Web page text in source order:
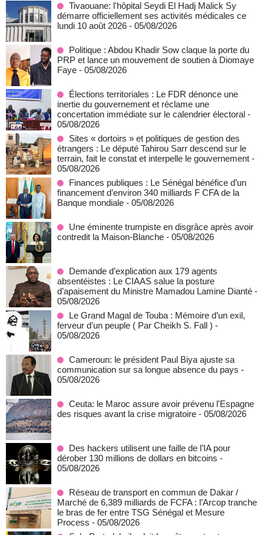
Tivaouane: l'hôpital Seydi El Hadj Malick Sy
démarre officiellement ses activités médicales ce
lundi 10 août 2026 - 05/08/2026
Politique : Abdou Khadir Sow claque la porte du
PRP et lance un mouvement de soutien à Diomaye
Faye - 05/08/2026
Élections territoriales : Le FDR dénonce une
inertie du gouvernement et réclame une
concertation immédiate sur le calendrier électoral -
05/08/2026
Sites « dortoirs » et politiques de gestion des
étrangers : Le député Tahirou Sarr descend sur le
terrain, fait le constat et interpelle le gouvernement -
05/08/2026
Finances publiques : Le Sénégal bénéfice d’un
financement d’environ 340 milliards F CFA de la
Banque mondiale - 05/08/2026
Une éminente trumpiste en disgrâce après avoir
contredit la Maison-Blanche - 05/08/2026
Demande d’explication aux 179 agents
absentéistes : Le CIAAS salue la posture
d’apaisement du Ministre Mamadou Lamine Dianté -
05/08/2026
Le Grand Magal de Touba : Mémoire d’un exil,
ferveur d’un peuple ( Par Cheikh S. Fall ) -
05/08/2026
Cameroun: le président Paul Biya ajuste sa
communication sur sa longue absence du pays -
05/08/2026
Ceuta: le Maroc assure avoir prévenu l'Espagne
des risques avant la crise migratoire - 05/08/2026
Des hackers utilisent une faille de l’IA pour
dérober 130 millions de dollars en bitcoins -
05/08/2026
Réseau de transport en commun de Dakar /
Marché de 6,389 milliards de FCFA : l’Arcop tranche
le bras de fer entre TSG Sénégal et Mesure
Process - 05/08/2026